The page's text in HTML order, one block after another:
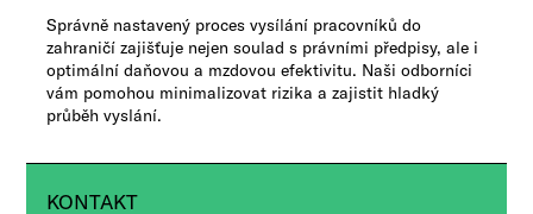
Správně nastavený proces vysílání pracovníků do
zahraničí zajišťuje nejen soulad s právními předpisy, ale i
optimální daňovou a mzdovou efektivitu. Naši odborníci
vám pomohou minimalizovat rizika a zajistit hladký
průběh vyslání.
KONTAKT